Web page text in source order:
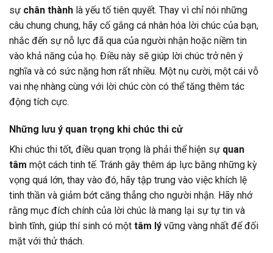
sự chân thành là yếu tố tiên quyết. Thay vì chỉ nói những
câu chung chung, hãy cố gắng cá nhân hóa lời chúc của bạn,
nhắc đến sự nỗ lực đã qua của người nhận hoặc niềm tin
vào khả năng của họ. Điều này sẽ giúp lời chúc trở nên ý
nghĩa và có sức nặng hơn rất nhiều. Một nụ cười, một cái vỗ
vai nhẹ nhàng cùng với lời chúc còn có thể tăng thêm tác
động tích cực.
Những lưu ý quan trọng khi chúc thi cử
Khi chúc thi tốt, điều quan trọng là phải thể hiện sự quan
tâm một cách tinh tế. Tránh gây thêm áp lực bằng những kỳ
vọng quá lớn, thay vào đó, hãy tập trung vào việc khích lệ
tinh thần và giảm bớt căng thẳng cho người nhận. Hãy nhớ
rằng mục đích chính của lời chúc là mang lại sự tự tin và
bình tĩnh, giúp thí sinh có một tâm lý vững vàng nhất để đối
mặt với thử thách.